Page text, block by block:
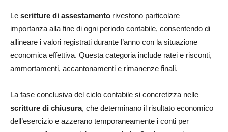
Le scritture di assestamento rivestono particolare
importanza alla fine di ogni periodo contabile, consentendo di
allineare i valori registrati durante l’anno con la situazione
economica effettiva. Questa categoria include ratei e risconti,
ammortamenti, accantonamenti e rimanenze finali.
La fase conclusiva del ciclo contabile si concretizza nelle
scritture di chiusura, che determinano il risultato economico
dell’esercizio e azzerano temporaneamente i conti per